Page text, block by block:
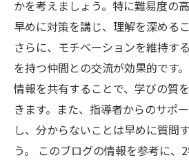
かを考えましょう。特に難易度の
早めに対策を講じ、理解を深める
さらに、モチベーションを維持す
を持つ仲間との交流が効果的です
情報を共有することで、学びの質
きます。また、指導者からのサポ
し、分からないことは早めに質問
う。 このブログの情報を参考に、